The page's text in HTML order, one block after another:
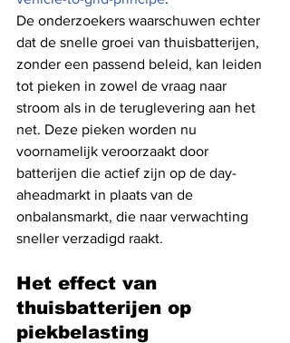
De onderzoekers waarschuwen echter
dat de snelle groei van thuisbatterijen,
zonder een passend beleid, kan leiden
tot pieken in zowel de vraag naar
stroom als in de teruglevering aan het
net. Deze pieken worden nu
voornamelijk veroorzaakt door
batterijen die actief zijn op de day-
aheadmarkt in plaats van de
onbalansmarkt, die naar verwachting
sneller verzadigd raakt.
Het effect van
thuisbatterijen op
piekbelasting